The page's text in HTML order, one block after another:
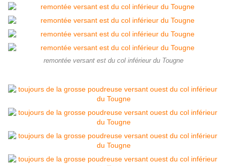
remontée versant est du col inférieur du Tougne